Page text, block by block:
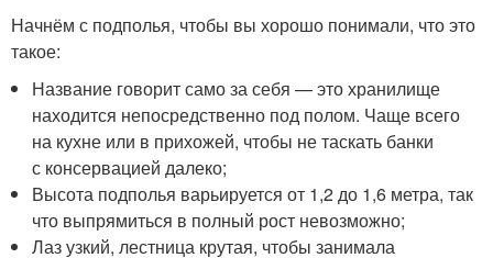
Начнём с подполья, чтобы вы хорошо понимали, что это
такое:
Название говорит само за себя — это хранилище
находится непосредственно под полом. Чаще всего
на кухне или в прихожей, чтобы не таскать банки
с консервацией далеко;
Высота подполья варьируется от 1,2 до 1,6 метра, так
что выпрямиться в полный рост невозможно;
Лаз узкий, лестница крутая, чтобы занимала